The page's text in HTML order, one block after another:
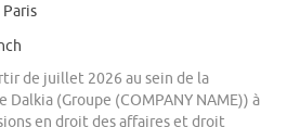
Paris
de juillet 2026 au sein de la
(Groupe (COMPANY NAME)) à
en droit des affaires et droit